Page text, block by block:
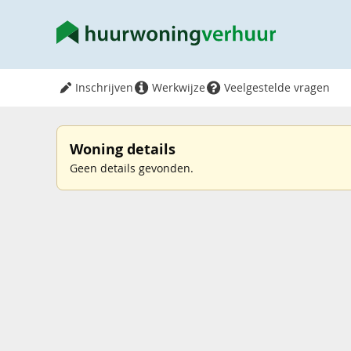
Inschrijven Werkwijze Veelgestelde vragen
Woning details
Geen details gevonden.